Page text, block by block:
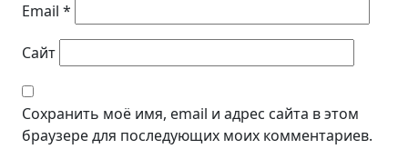
Email *
Сайт
Сохранить моё имя, email и адрес сайта в этом
браузере для последующих моих комментариев.